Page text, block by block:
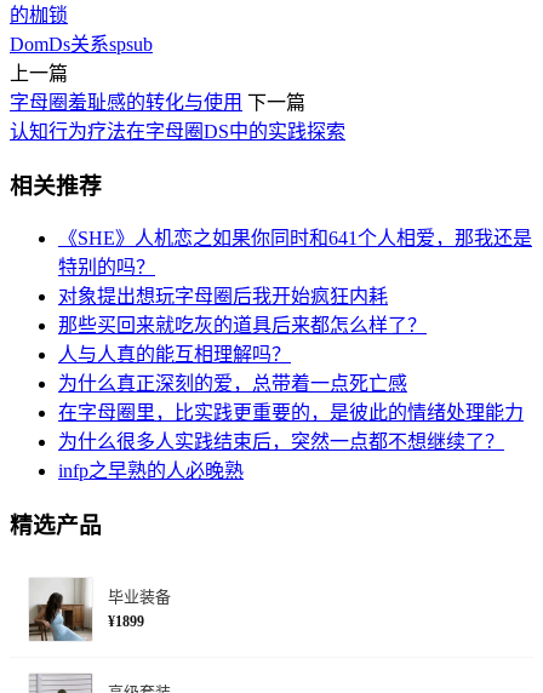
的枷锁
DomDs关系spsub
上一篇
字母圈羞耻感的转化与使用 下一篇
认知行为疗法在字母圈DS中的实践探索
相关推荐
《SHE》人机恋之如果你同时和641个人相爱，那我还是
特别的吗？
对象提出想玩字母圈后我开始疯狂内耗
那些买回来就吃灰的道具后来都怎么样了？
人与人真的能互相理解吗？
为什么真正深刻的爱，总带着一点死亡感
在字母圈里，比实践更重要的，是彼此的情绪处理能力
为什么很多人实践结束后，突然一点都不想继续了？
infp之早熟的人必晚熟
精选产品
毕业装备
¥1899